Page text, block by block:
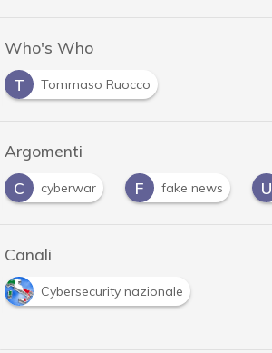
Who's Who
T
Tommaso Ruocco
Argomenti
C
cyberwar F fake news U
Canali
Cybersecurity nazionale